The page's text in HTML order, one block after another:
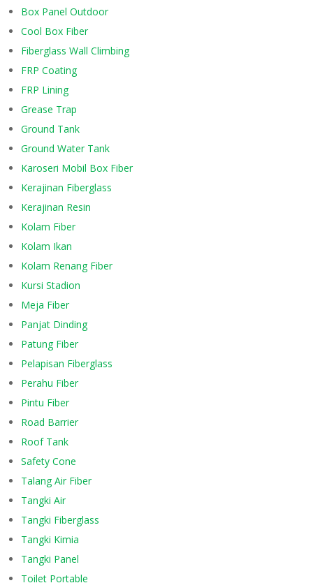
Box Panel Outdoor
Cool Box Fiber
Fiberglass Wall Climbing
FRP Coating
FRP Lining
Grease Trap
Ground Tank
Ground Water Tank
Karoseri Mobil Box Fiber
Kerajinan Fiberglass
Kerajinan Resin
Kolam Fiber
Kolam Ikan
Kolam Renang Fiber
Kursi Stadion
Meja Fiber
Panjat Dinding
Patung Fiber
Pelapisan Fiberglass
Perahu Fiber
Pintu Fiber
Road Barrier
Roof Tank
Safety Cone
Talang Air Fiber
Tangki Air
Tangki Fiberglass
Tangki Kimia
Tangki Panel
Toilet Portable